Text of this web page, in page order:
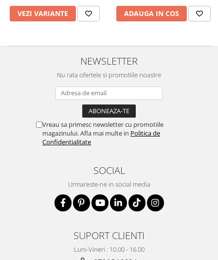
VEZI VARIANTE ADAUGA IN COS
NEWSLETTER
Nu rata ofertele si promotiile noastre
Vreau sa primesc newsletter cu promotiile
magazinului. Afla mai multe in Politica de
Confidentialitate
SOCIAL
Urmareste-ne in social media
SUPORT CLIENTI
Luni-Vineri : 10.00 - 16.00